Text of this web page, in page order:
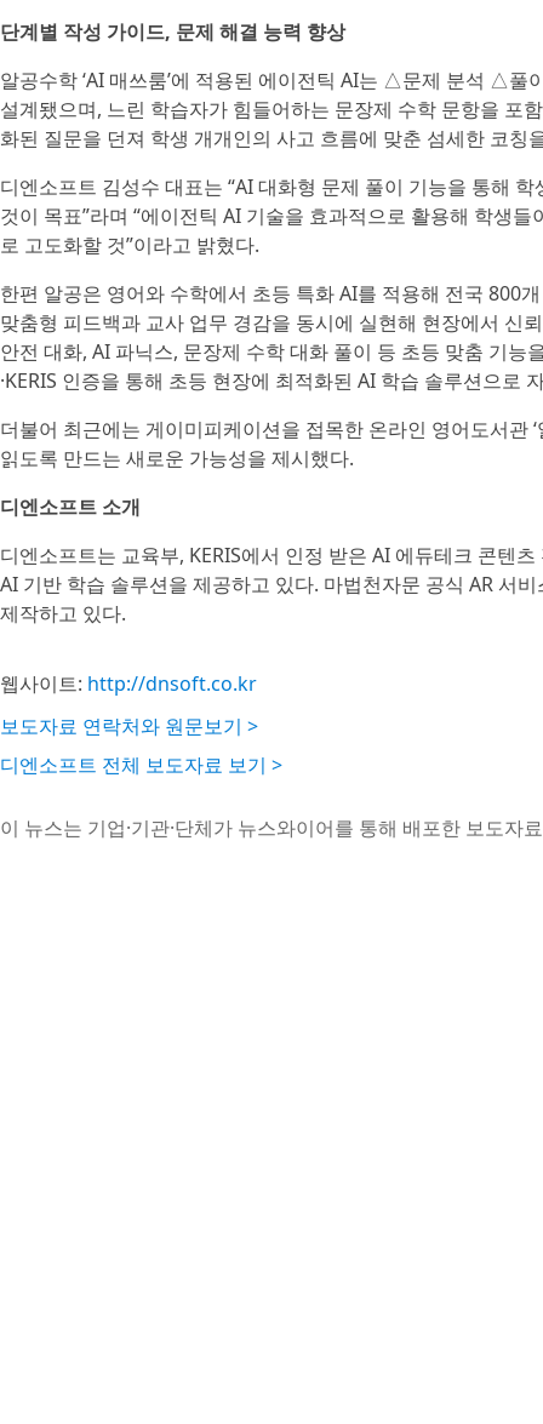
단계별 작성 가이드, 문제 해결 능력 향상
알공수학 ‘AI 매쓰룸’에 적용된 에이전틱 AI는 △문제 분석 △
설계됐으며, 느린 학습자가 힘들어하는 문장제 수학 문항을 포
화된 질문을 던져 학생 개개인의 사고 흐름에 맞춘 섬세한 코칭
디엔소프트 김성수 대표는 “AI 대화형 문제 풀이 기능을 통해
것이 목표”라며 “에이전틱 AI 기술을 효과적으로 활용해 학생
로 고도화할 것”이라고 밝혔다.
한편 알공은 영어와 수학에서 초등 특화 AI를 적용해 전국 800
맞춤형 피드백과 교사 업무 경감을 동시에 실현해 현장에서 신
안전 대화, AI 파닉스, 문장제 수학 대화 풀이 등 초등 맞춤 기
·KERIS 인증을 통해 초등 현장에 최적화된 AI 학습 솔루션으로
더불어 최근에는 게이미피케이션을 접목한 온라인 영어도서관
읽도록 만드는 새로운 가능성을 제시했다.
디엔소프트 소개
디엔소프트는 교육부, KERIS에서 인정 받은 AI 에듀테크 콘텐
AI 기반 학습 솔루션을 제공하고 있다. 마법천자문 공식 AR 서
제작하고 있다.
웹사이트: http://dnsoft.co.kr
보도자료 연락처와 원문보기 >
디엔소프트 전체 보도자료 보기 >
이 뉴스는 기업·기관·단체가 뉴스와이어를 통해 배포한 보도자